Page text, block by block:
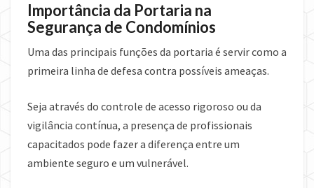
Importância da Portaria na
Segurança de Condomínios
Uma das principais funções da portaria é servir como a
primeira linha de defesa contra possíveis ameaças.
Seja através do controle de acesso rigoroso ou da
vigilância contínua, a presença de profissionais
capacitados pode fazer a diferença entre um
ambiente seguro e um vulnerável.